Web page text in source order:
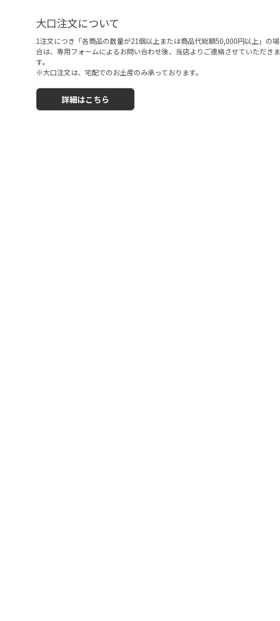
大口注文について
1注文につき「各商品の数量が21個以上または商品代総額50,000円以上」の場
合は、専用フォームによるお問い合わせ後、当店よりご連絡させていただきま
す。
※大口注文は、宅配でのお土産のみ承っております。
詳細はこちら